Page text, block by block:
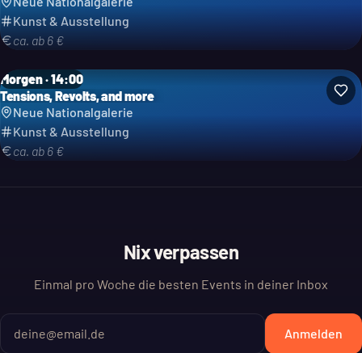
Kunst & Ausstellung
ca. ab 6 €
Morgen · 14:00
Tensions, Revolts, and more
Neue Nationalgalerie
Kunst & Ausstellung
ca. ab 6 €
Nix verpassen
Einmal pro Woche die besten Events in deiner Inbox
Anmelden